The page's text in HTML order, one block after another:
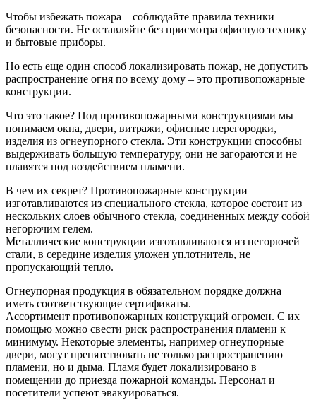
Чтобы избежать пожара – соблюдайте правила техники
безопасности. Не оставляйте без присмотра офисную технику
и бытовые приборы.
Но есть еще один способ локализировать пожар, не допустить
распространение огня по всему дому – это противопожарные
конструкции.
Что это такое? Под противопожарными конструкциями мы
понимаем окна, двери, витражи, офисные перегородки,
изделия из огнеупорного стекла. Эти конструкции способны
выдерживать большую температуру, они не загораются и не
плавятся под воздействием пламени.
В чем их секрет? Противопожарные конструкции
изготавливаются из специального стекла, которое состоит из
нескольких слоев обычного стекла, соединенных между собой
негорючим гелем.
Металлические конструкции изготавливаются из негорючей
стали, в середине изделия уложен уплотнитель, не
пропускающий тепло.
Огнеупорная продукция в обязательном порядке должна
иметь соответствующие сертификаты.
Ассортимент противопожарных конструкций огромен. С их
помощью можно свести риск распространения пламени к
минимуму. Некоторые элементы, например огнеупорные
двери, могут препятствовать не только распространению
пламени, но и дыма. Пламя будет локализировано в
помещении до приезда пожарной команды. Персонал и
посетители успеют эвакуироваться.